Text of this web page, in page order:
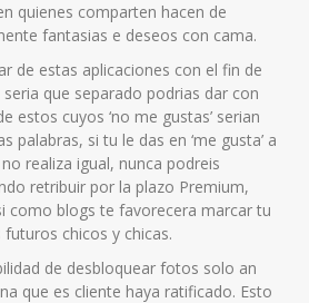
quienes comparten hacen de
fantasias e deseos con cama.
de estas aplicaciones con el fin de
que separado podrias dar con
estos cuyos ‘no me gustas’ serian
palabras, si tu le das en ‘me gusta’ a
realiza igual, nunca podreis
retribuir por la plazo Premium,
como blogs te favorecera marcar tu
chicos y chicas.
de desbloquear fotos solo an
que es cliente haya ratificado. Esto